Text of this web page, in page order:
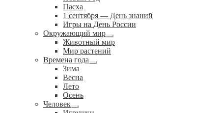
Пасха
1 сентября — День знаний
Игры на День России
Окружающий мир
Развернутое
вложенное
меню
Животный мир
Мир растений
Времена года
Развернутое
Зима
Весна
Лето
Осень
Человек
Развернутое